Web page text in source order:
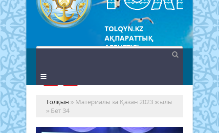
TOLQYN.KZ
АҚПАРАТТЫҚ
АГЕНТТІГІ
Толқын » Материалы за Қазан 2023 жылы
» Бет 34